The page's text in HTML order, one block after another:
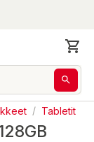
/ Tabletit